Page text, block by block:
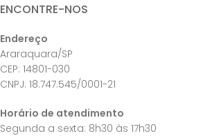
ENCONTRE-NOS
Endereço
Araraquara/SP
CEP: 14801-030
CNPJ: 18.747.545/0001-21
Horário de atendimento
Segunda a sexta: 8h30 às 17h30